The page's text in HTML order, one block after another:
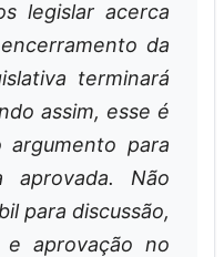
um prazo para a
legislar acerca
da
terminará
assim, esse é
para
aprovada. Não